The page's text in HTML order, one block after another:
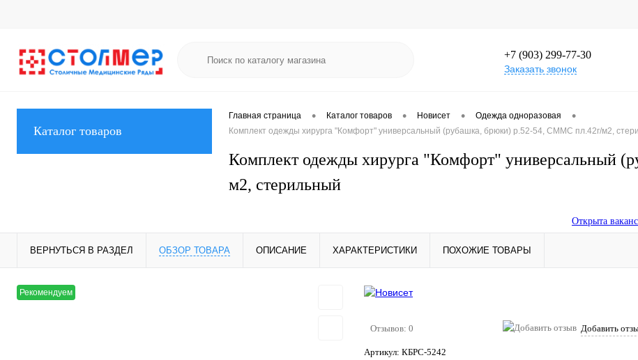
+7 (903) 299-77-30
Заказать звонок
Каталог товаров
Главная страница • Каталог товаров • Новисет • Одежда одноразовая •
Комплект одежды хирурга "Комфорт" универсальный (рубашка, брюки) р.52-54, СММС пл.42г/м2,
Комплект одежды хирурга "Комфорт" универсальный
м2, стерильный
Открыта вакансия:
ВЕРНУТЬСЯ В РАЗДЕЛ ОБЗОР ТОВАРА ОПИСАНИЕ ХАРАКТЕРИСТИКИ ПОХОЖИЕ ТОВАРЫ
Рекомендуем
Отзывов: 0 Добавить
Артикул: КБРС-5242